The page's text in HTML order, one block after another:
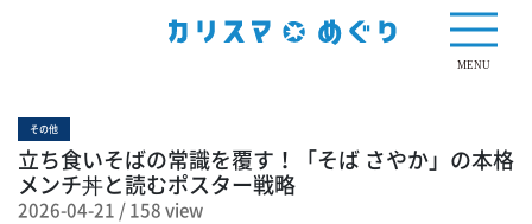
MENU
その他
立ち食いそばの常識を覆す！「そば さやか」の本格
メンチ丼と読むポスター戦略
2026-04-21 /158 view